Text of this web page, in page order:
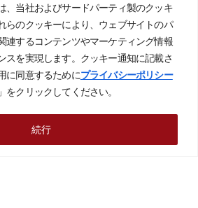
、当社およびサードパーティ製のクッキ
らのクッキーにより、ウェブサイトのパ
連するコンテンツやマーケティング情報
スを実現します。クッキー通知に記載さ
に同意するためにプライバシーポリシー
クリックしてください。
続行
一宮市東島町二丁目８番地
73-9697